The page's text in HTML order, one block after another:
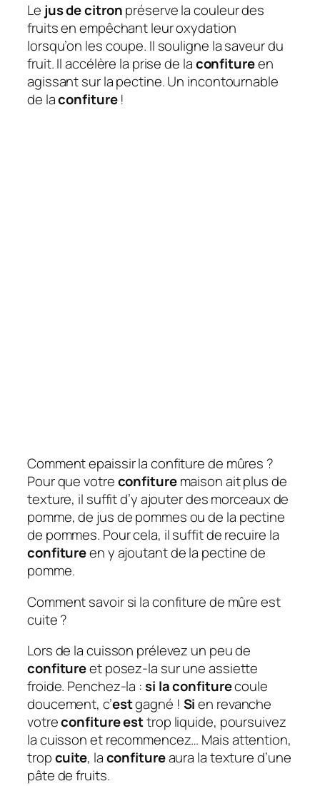
Le jus de citronpréserve la couleur des
fruits en empêchant leur oxydation
lorsqu’on les coupe. Il souligne la saveur du
fruit. Il accélère la prise de laconfitureen
agissant sur la pectine. Un incontournable
de laconfiture!
Comment epaissir la confiture de mûres ?
Pour que votreconfituremaison ait plus de
texture, il suffit d’y ajouter des morceaux de
pomme, de jus de pommes ou de la pectine
de pommes. Pour cela, il suffit de recuire la
confitureen y ajoutant de la pectine de
pomme.
Comment savoir si la confiture de mûre est
cuite ?
Lors de la cuisson prélevez un peu de
confitureet posez-la sur une assiette
froide. Penchez-la :si la confiturecoule
doucement, c’estgagné ! Sien revanche
votreconfiture esttrop liquide, poursuivez
la cuisson et recommencez… Mais attention,
tropcuite, laconfitureaura la texture d’une
pâte de fruits.